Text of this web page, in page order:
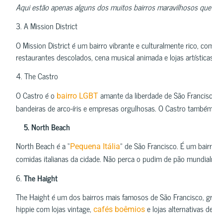
Aqui estão apenas alguns dos muitos bairros maravilhosos
3. A Mission District
O Mission District é um bairro vibrante e culturalmente rico,
restaurantes descolados, cena musical animada e lojas
4. The Castro
O Castro é o bairro LGBT amante da liberdade de São
bandeiras de arco-íris e empresas orgulhosas. O Castro
5. North Beach
North Beach é a “Pequena Itália” de São Francisco. É um
comidas italianas da cidade. Não perca o pudim de pão
6.The Haight
The Haight é um dos bairros mais famosos de São Francisco,
hippie com lojas vintage, cafés boêmios e lojas alternativas